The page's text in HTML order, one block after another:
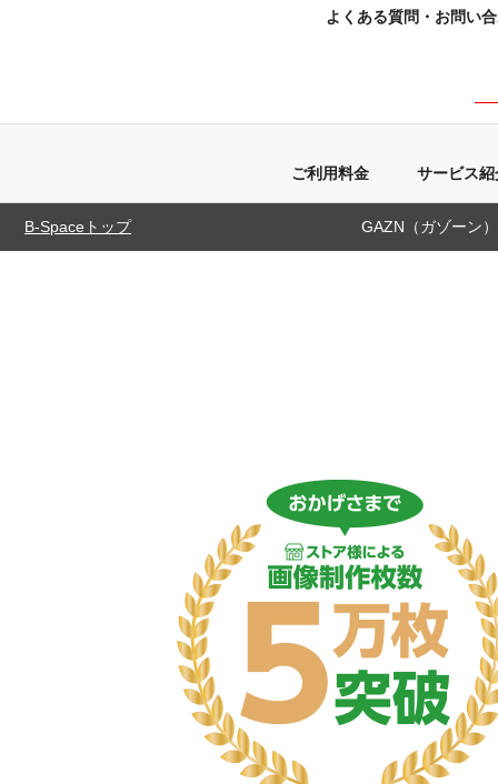
Yahoo!ショッピング対応よくある質問・お問い
ご利用料金 サービス紹
B-Spaceトップ GAZN（ガゾーン）